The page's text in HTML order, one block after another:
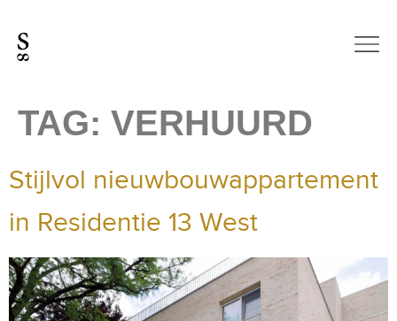
TAG: VERHUURD
Stijlvol nieuwbouwappartement
in Residentie 13 West